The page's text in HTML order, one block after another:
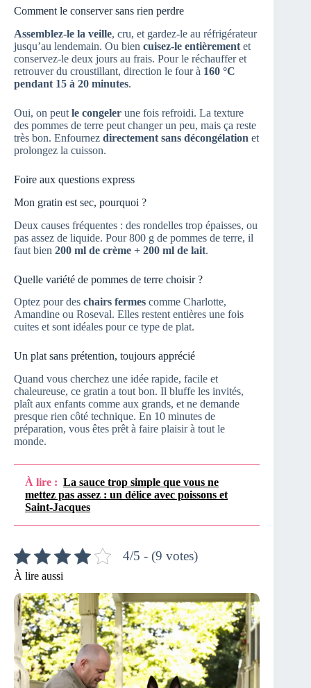
Comment le conserver sans rien perdre
Assemblez-le la veille, cru, et gardez-le au réfrigérateur
jusqu’au lendemain. Ou bien cuisez-le entièrement et
conservez-le deux jours au frais. Pour le réchauffer et
retrouver du croustillant, direction le four à 160 °C
pendant 15 à 20 minutes.
Oui, on peut le congeler une fois refroidi. La texture
des pommes de terre peut changer un peu, mais ça reste
très bon. Enfournez directement sans décongélation et
prolongez la cuisson.
Foire aux questions express
Mon gratin est sec, pourquoi ?
Deux causes fréquentes : des rondelles trop épaisses, ou
pas assez de liquide. Pour 800 g de pommes de terre, il
faut bien 200 ml de crème + 200 ml de lait.
Quelle variété de pommes de terre choisir ?
Optez pour des chairs fermes comme Charlotte,
Amandine ou Roseval. Elles restent entières une fois
cuites et sont idéales pour ce type de plat.
Un plat sans prétention, toujours apprécié
Quand vous cherchez une idée rapide, facile et
chaleureuse, ce gratin a tout bon. Il bluffe les invités,
plaît aux enfants comme aux grands, et ne demande
presque rien côté technique. En 10 minutes de
préparation, vous êtes prêt à faire plaisir à tout le
monde.
À lire : La sauce trop simple que vous ne
mettez pas assez : un délice avec poissons et
Saint-Jacques
4/5 - (9 votes)
À lire aussi